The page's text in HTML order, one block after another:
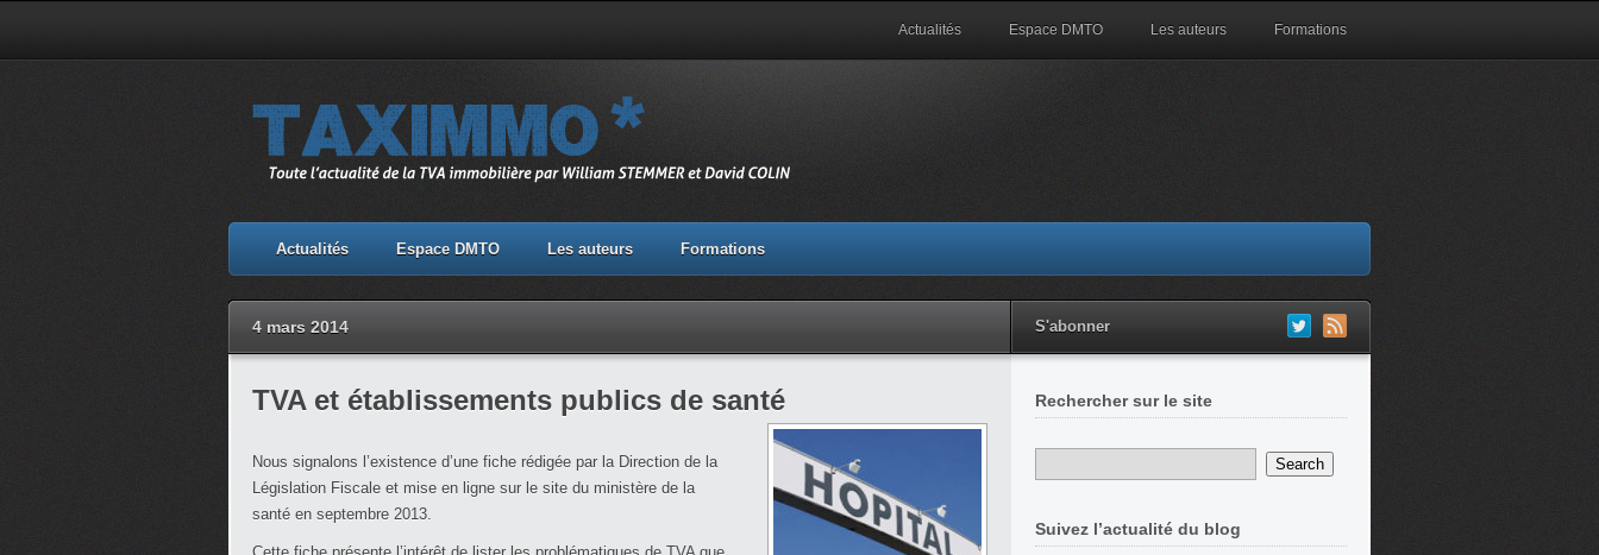
Actualités Espace DMTO Les auteurs Formations
Actualités Espace DMTO Les auteurs Formations
4 mars 2014 S'abonner
TVA et établissements publics de santé
Nous signalons l’existence d’une fiche rédigée par la Direction de la
Législation Fiscale et mise en ligne sur le site du ministère de la
santé en septembre 2013.
Rechercher sur le site
Suivez l’actualité du blog